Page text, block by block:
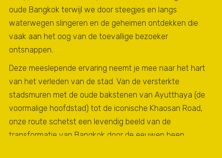
oude Bangkok terwijl we door steegjes en langs
waterwegen slingeren en de geheimen ontdekken die
vaak aan het oog van de toevallige bezoeker
ontsnappen.
Deze meeslepende ervaring neemt je mee naar het hart
van het verleden van de stad. Van de versterkte
stadsmuren met de oude bakstenen van Ayutthaya (de
voormalige hoofdstad) tot de iconische Khaosan Road,
onze route schetst een levendig beeld van de
transformatie van Bangkok door de eeuwen heen.